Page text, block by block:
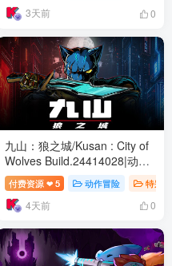
3天前 0
九山：狼之城/Kusan : City of
Wolves Build.24414028|动作
冒险|容量1.6GB|免安装绿色中
文版
付费资源 ❤ 5 动作冒险 特别
4天前 0